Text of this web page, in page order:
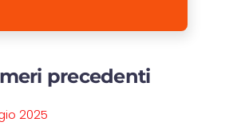
precedenti
2025